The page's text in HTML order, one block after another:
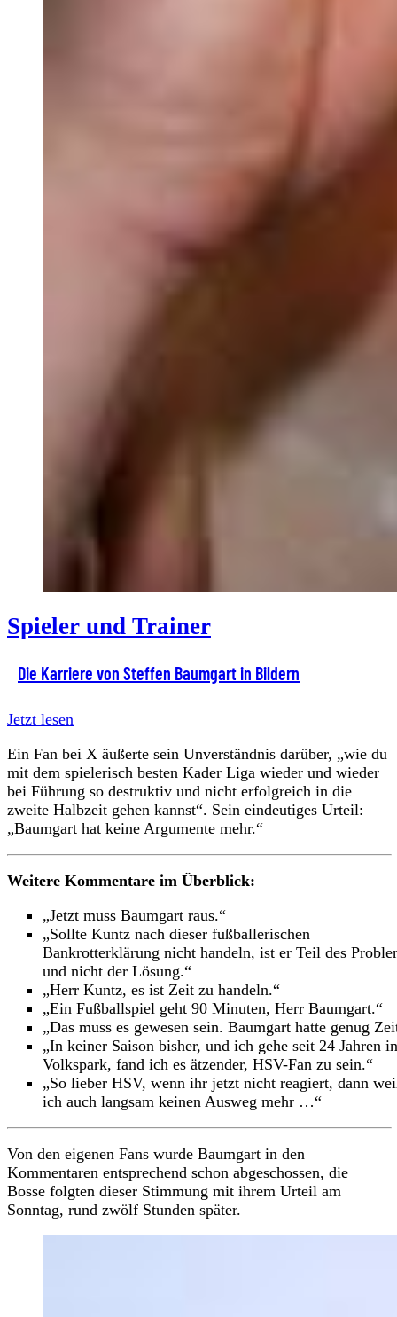
Spieler und Trainer
Die Karriere von Steffen Baumgart in Bildern
Jetzt lesen
Ein Fan bei X äußerte sein Unverständnis darüber, „wie du
mit dem spielerisch besten Kader Liga wieder und wieder
bei Führung so destruktiv und nicht erfolgreich in die
zweite Halbzeit gehen kannst“. Sein eindeutiges Urteil:
„Baumgart hat keine Argumente mehr.“
Weitere Kommentare im Überblick:
„Jetzt muss Baumgart raus.“
„Sollte Kuntz nach dieser fußballerischen
Bankrotterklärung nicht handeln, ist er Teil des
und nicht der Lösung.“
„Herr Kuntz, es ist Zeit zu handeln.“
„Ein Fußballspiel geht 90 Minuten, Herr Baumgart.“
„Das muss es gewesen sein. Baumgart hatte genug
„In keiner Saison bisher, und ich gehe seit 24 Jahren
Volkspark, fand ich es ätzender, HSV-Fan zu sein.“
„So lieber HSV, wenn ihr jetzt nicht reagiert, dann
ich auch langsam keinen Ausweg mehr …“
Von den eigenen Fans wurde Baumgart in den
Kommentaren entsprechend schon abgeschossen, die
Bosse folgten dieser Stimmung mit ihrem Urteil am
Sonntag, rund zwölf Stunden später.